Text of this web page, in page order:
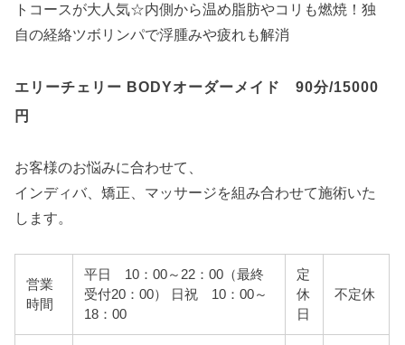
トコースが大人気☆内側から温め脂肪やコリも燃焼！独
自の経絡ツボリンパで浮腫みや疲れも解消
エリーチェリー BODYオーダーメイド 90分/15000
円
お客様のお悩みに合わせて、
インディバ、矯正、マッサージを組み合わせて施術いた
します。
営業
時間
平日 10：00～22：00（最終
受付20：00） 日祝 10：00～
18：00
定
休
日
不定休